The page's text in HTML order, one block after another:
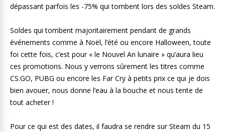
dépassant parfois les -75% qui tombent lors des soldes Steam.
Soldes qui tombent majoritairement pendant de grands
événements comme à Noël, l’été ou encore Halloween, toute
foi cette fois, c’est pour « le Nouvel An lunaire » qu’aura lieu
ces promotions. Nous y verrons sûrement les titres comme
CS:GO, PUBG ou encore les Far Cry à petits prix ce qui je dois
bien avouer, nous donne l’eau à la bouche et nous tente de
tout acheter !
Pour ce qui est des dates, il faudra se rendre sur Steam du 15